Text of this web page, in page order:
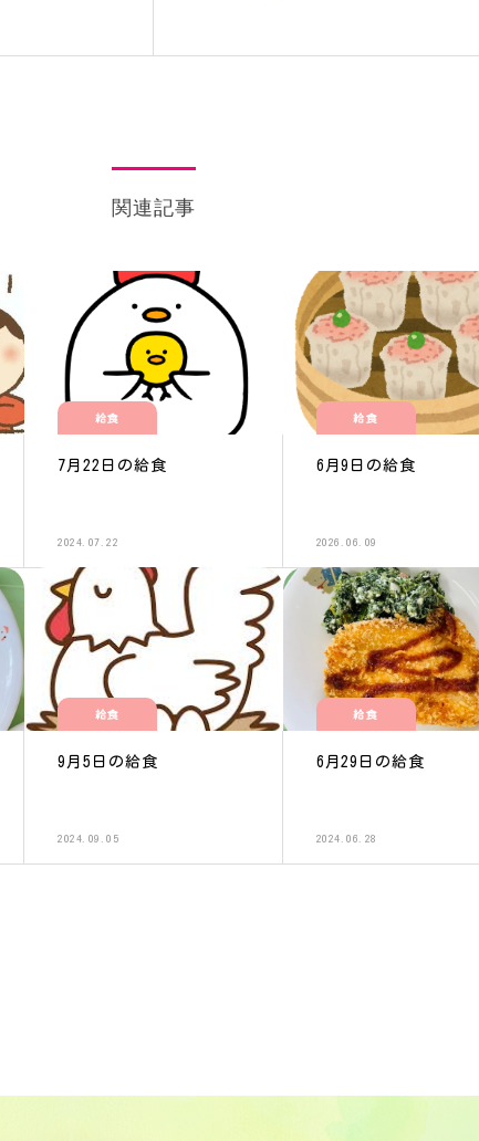
関連記事
給食
7月22日の給食
2024.07.22
給食
6月9日の給食
2026.06.09
給食
9月5日の給食
2024.09.05
給食
6月29日の給食
2024.06.28